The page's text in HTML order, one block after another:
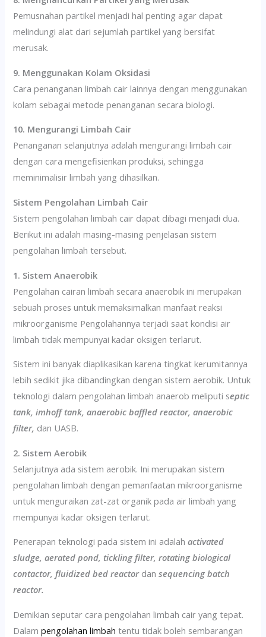
Pemusnahan partikel menjadi hal penting agar dapat
melindungi alat dari sejumlah partikel yang bersifat
merusak.
9. Menggunakan Kolam Oksidasi
Cara penanganan limbah cair lainnya dengan menggunakan
kolam sebagai metode penanganan secara biologi.
10. Mengurangi Limbah Cair
Penanganan selanjutnya adalah mengurangi limbah cair
dengan cara mengefisienkan produksi, sehingga
meminimalisir limbah yang dihasilkan.
Sistem Pengolahan Limbah Cair
Sistem pengolahan limbah cair dapat dibagi menjadi dua.
Berikut ini adalah masing-masing penjelasan sistem
pengolahan limbah tersebut.
1. Sistem Anaerobik
Pengolahan cairan limbah secara anaerobik ini merupakan
sebuah proses untuk memaksimalkan manfaat reaksi
mikroorganisme Pengolahannya terjadi saat kondisi air
limbah tidak mempunyai kadar oksigen terlarut.
Sistem ini banyak diaplikasikan karena tingkat kerumitannya
lebih sedikit jika dibandingkan dengan sistem aerobik. Untuk
teknologi dalam pengolahan limbah anaerob meliputi septic
tank, imhoff tank, anaerobic baffled reactor, anaerobic
filter, dan UASB.
2. Sistem Aerobik
Selanjutnya ada sistem aerobik. Ini merupakan sistem
pengolahan limbah dengan pemanfaatan mikroorganisme
untuk menguraikan zat-zat organik pada air limbah yang
mempunyai kadar oksigen terlarut.
Penerapan teknologi pada sistem ini adalah activated
sludge, aerated pond, tickling filter, rotating biological
contactor, fluidized bed reactor dan sequencing batch
reactor.
Demikian seputar cara pengolahan limbah cair yang tepat.
Dalampengolahan limbah tentu tidak boleh sembarangan